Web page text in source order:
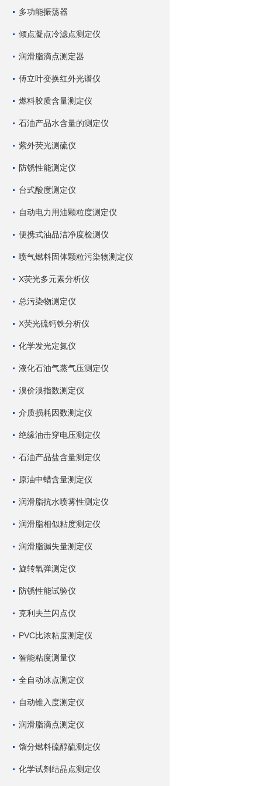
多功能振荡器
倾点凝点冷滤点测定仪
润滑脂滴点测定器
傅立叶变换红外光谱仪
燃料胶质含量测定仪
石油产品水含量的测定仪
紫外荧光测硫仪
防锈性能测定仪
台式酸度测定仪
自动电力用油颗粒度测定仪
便携式油品洁净度检测仪
喷气燃料固体颗粒污染物测定仪
X荧光多元素分析仪
总污染物测定仪
X荧光硫钙铁分析仪
化学发光定氮仪
液化石油气蒸气压测定仪
溴价溴指数测定仪
介质损耗因数测定仪
绝缘油击穿电压测定仪
石油产品盐含量测定仪
原油中蜡含量测定仪
润滑脂抗水喷雾性测定仪
润滑脂相似粘度测定仪
润滑脂漏失量测定仪
旋转氧弹测定仪
防锈性能试验仪
克利夫兰闪点仪
PVC比浓粘度测定仪
智能粘度测量仪
全自动冰点测定仪
自动锥入度测定仪
润滑脂滴点测定仪
馏分燃料硫醇硫测定仪
化学试剂结晶点测定仪